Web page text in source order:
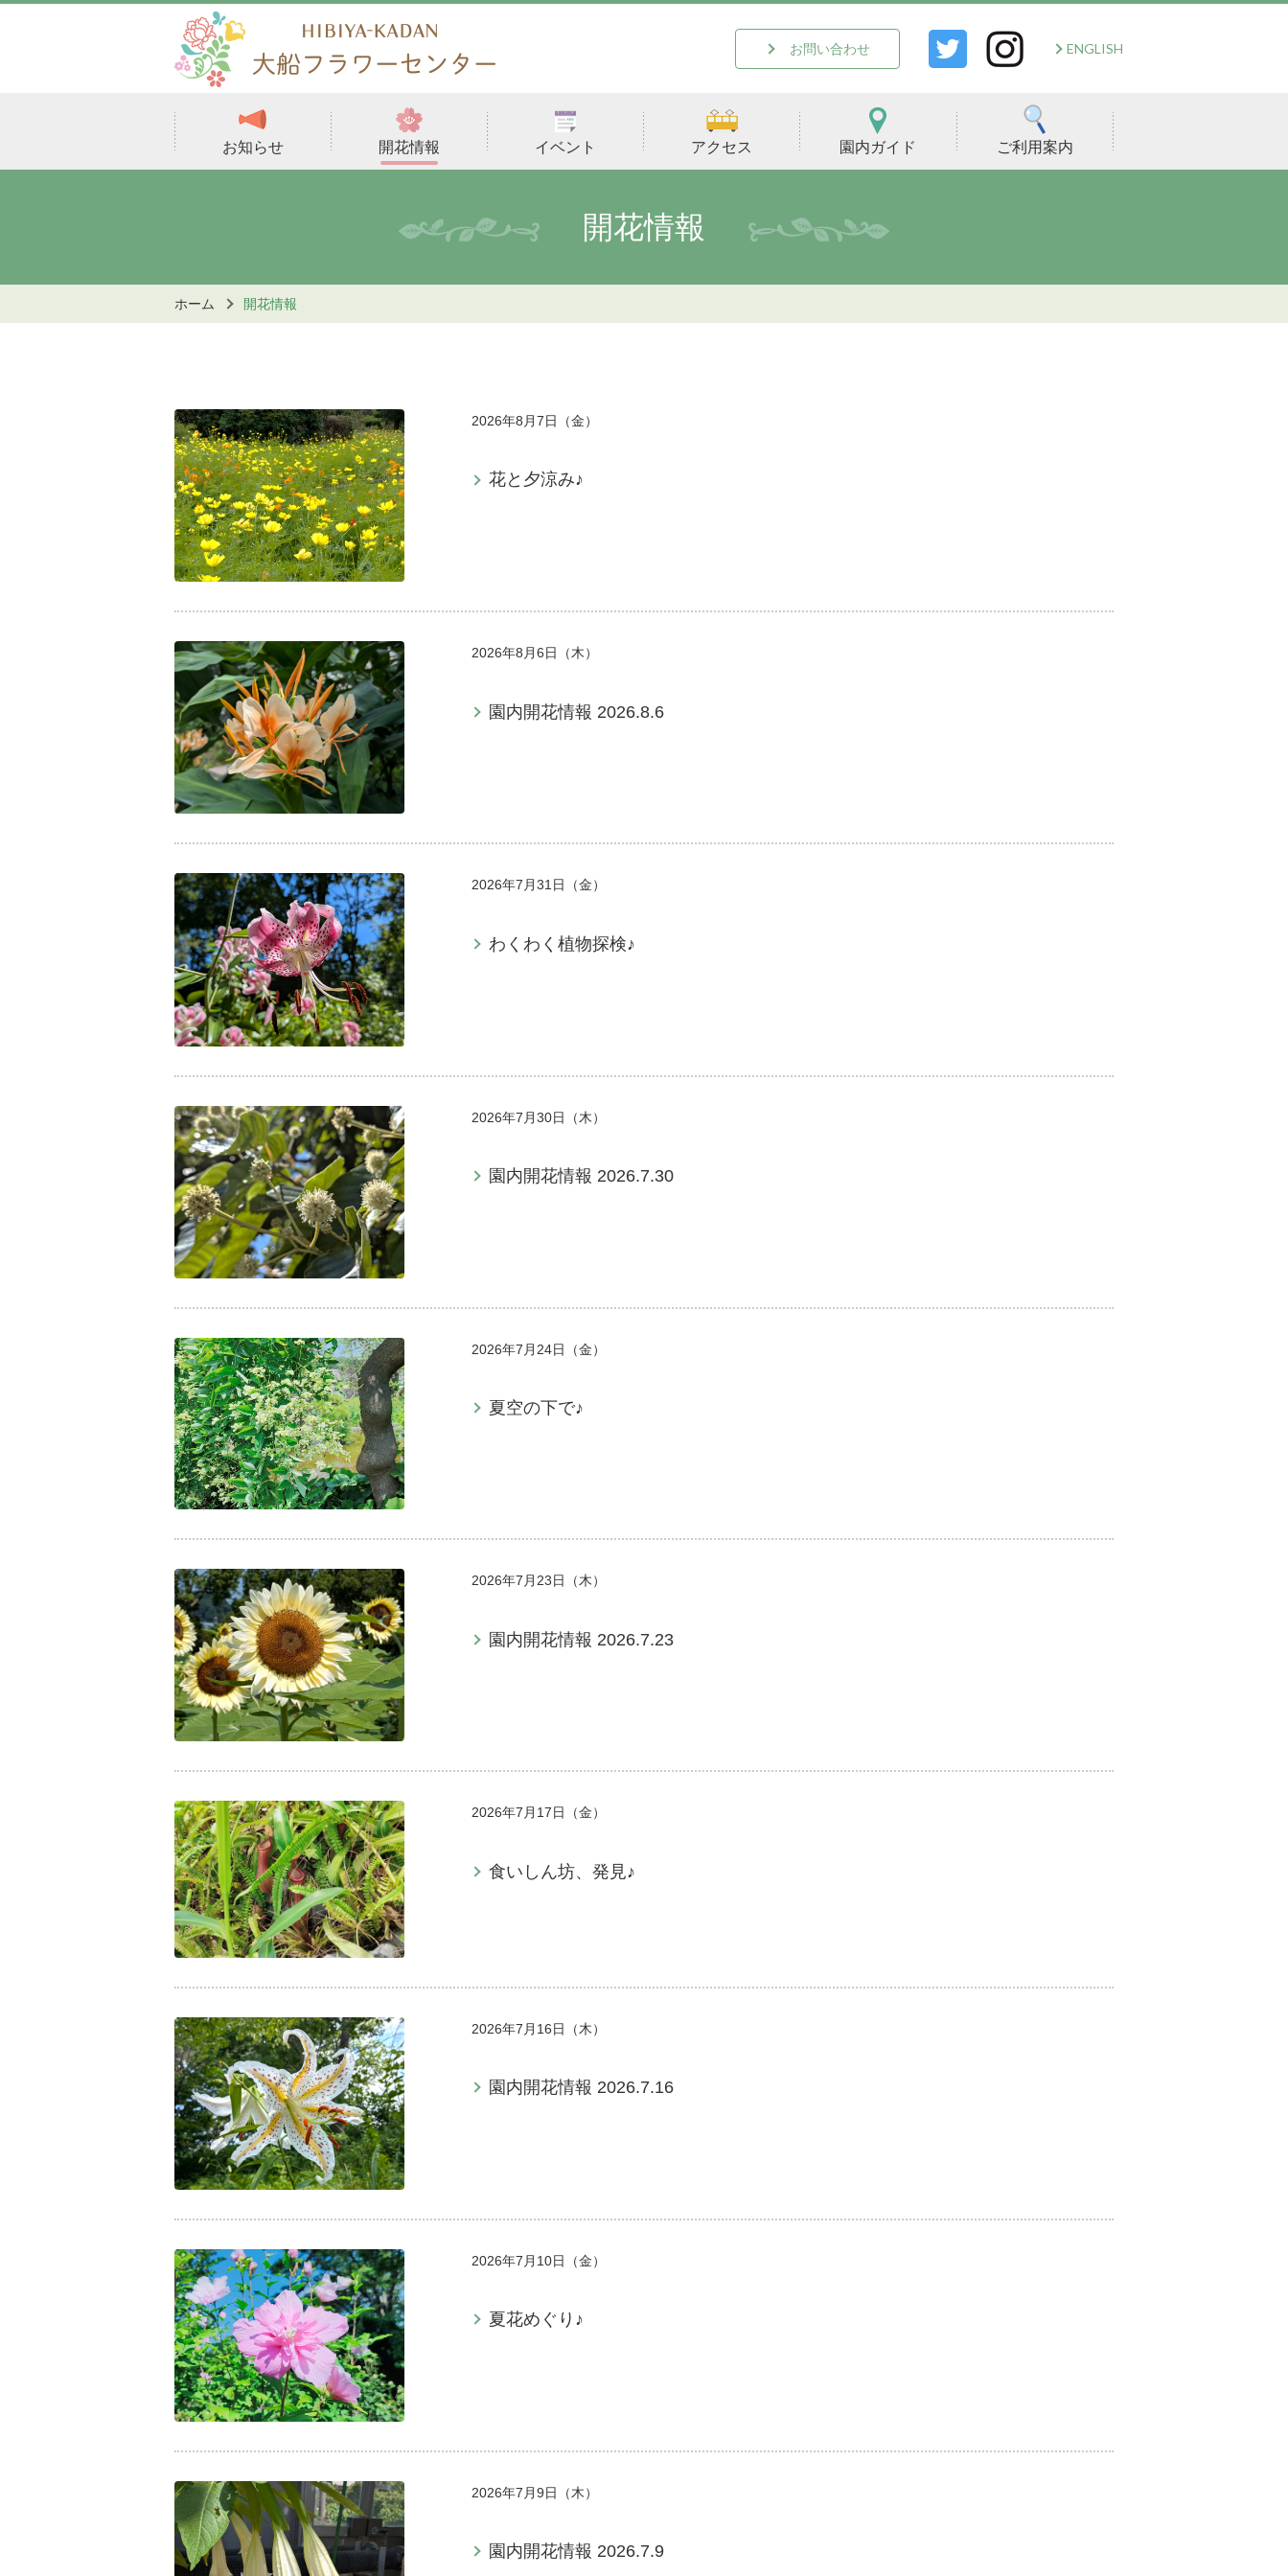
お知らせ 開花情報 イベント アクセス 園内ガイド ご利用案内
お問い合わせ ENGLISH
開花情報
ホーム 開花情報
2026年8月7日（金）
花と夕涼み♪
2026年8月6日（木）
園内開花情報 2026.8.6
2026年7月31日（金）
わくわく植物探検♪
2026年7月30日（木）
園内開花情報 2026.7.30
2026年7月24日（金）
夏空の下で♪
2026年7月23日（木）
園内開花情報 2026.7.23
2026年7月17日（金）
食いしん坊、発見♪
2026年7月16日（木）
園内開花情報 2026.7.16
2026年7月10日（金）
夏花めぐり♪
2026年7月9日（木）
園内開花情報 2026.7.9